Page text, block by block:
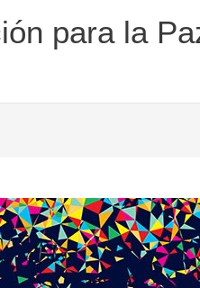
para la